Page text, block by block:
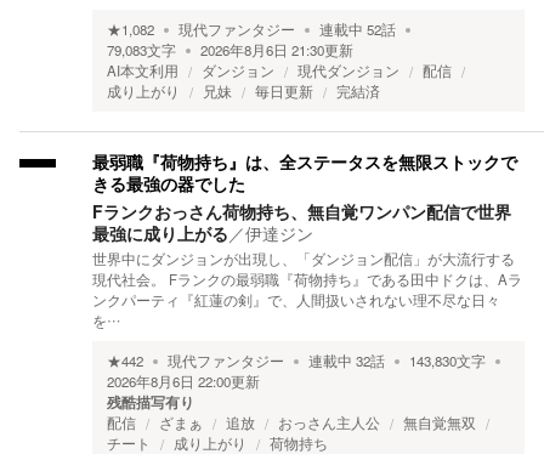
★1,082 現代ファンタジー 連載中 52話
79,083文字 2026年8月6日 21:30更新
AI本文利用
ダンジョン 現代ダンジョン
配信
成り上がり
兄妹 毎日更新 完結済
最弱職『荷物持ち』は、全ステータスを無限ストックで
きる最強の器でした
Fランクおっさん荷物持ち、無自覚ワンパン配信で世界
最強に成り上がる／伊達ジン
世界中にダンジョンが出現し、「ダンジョン配信」が大流行する
現代社会。 Fランクの最弱職『荷物持ち』である田中ドクは、Aラ
ンクパーティ『紅蓮の剣』で、人間扱いされない理不尽な日々
を…
★442 現代ファンタジー 連載中 32話 143,830文字
2026年8月6日 22:00更新
残酷描写有り
配信 ざまぁ 追放 おっさん主人公
無自覚無双
チート
成り上がり 荷物持ち